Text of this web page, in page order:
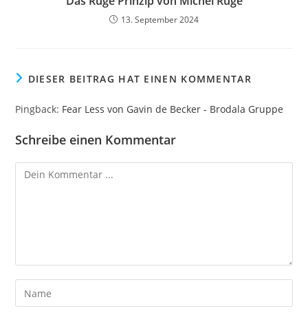
13. September 2024
DIESER BEITRAG HAT EINEN KOMMENTAR
Pingback: Fear Less von Gavin de Becker - Brodala Gruppe
Schreibe einen Kommentar